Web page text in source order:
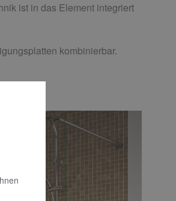
ist in das Element integriert
kombinierbar.